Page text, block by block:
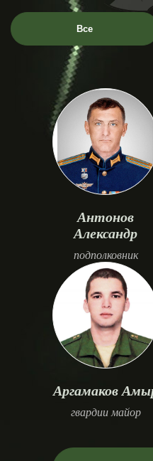
Все
Антонов
Александр
подполковник
Аргамаков
гвардии майор